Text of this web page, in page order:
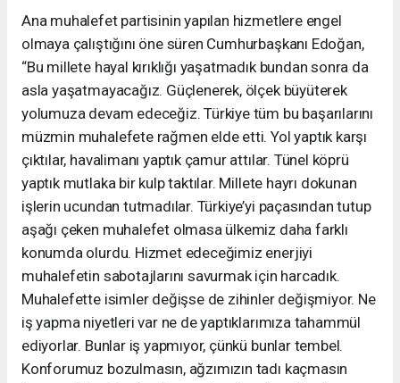
Ana muhalefet partisinin yapılan hizmetlere engel
olmaya çalıştığını öne süren Cumhurbaşkanı Edoğan,
“Bu millete hayal kırıklığı yaşatmadık bundan sonra da
asla yaşatmayacağız. Güçlenerek, ölçek büyüterek
yolumuza devam edeceğiz. Türkiye tüm bu başarılarını
müzmin muhalefete rağmen elde etti. Yol yaptık karşı
çıktılar, havalimanı yaptık çamur attılar. Tünel köprü
yaptık mutlaka bir kulp taktılar. Millete hayrı dokunan
işlerin ucundan tutmadılar. Türkiye’yi paçasından tutup
aşağı çeken muhalefet olmasa ülkemiz daha farklı
konumda olurdu. Hizmet edeceğimiz enerjiyi
muhalefetin sabotajlarını savurmak için harcadık.
Muhalefette isimler değişse de zihinler değişmiyor. Ne
iş yapma niyetleri var ne de yaptıklarımıza tahammül
ediyorlar. Bunlar iş yapmıyor, çünkü bunlar tembel.
Konforumuz bozulmasın, ağzımızın tadı kaçmasın